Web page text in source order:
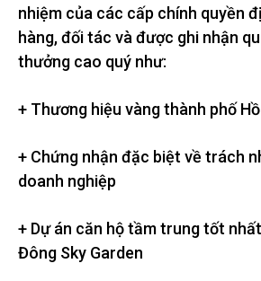
nhiệm của các cấp chính quyền
hàng, đối tác và được ghi nhận
thưởng cao quý như:
+ Thương hiệu vàng thành phố
+ Chứng nhận đặc biệt về trách
doanh nghiệp
+ Dự án căn hộ tầm trung tốt
Đông Sky Garden